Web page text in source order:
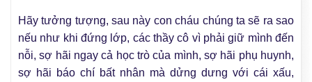
Hãy tưởng tượng, sau này con cháu chúng ta sẽ ra sao
nếu như khi đứng lớp, các thầy cô vì phải giữ mình đến
nỗi, sợ hãi ngay cả học trò của mình, sợ hãi phụ huynh,
sợ hãi báo chí bất nhân mà dửng dưng với cái xấu,